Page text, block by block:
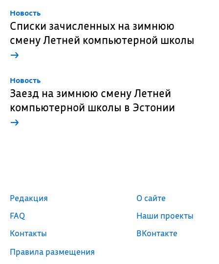
Новость
Списки зачисленных на зимнюю
смену Летней компьютерной школы
→
Новость
Заезд на зимнюю смену Летней
компьютерной школы в Эстонии
→
Редакция
FAQ
Контакты
Правила размещения
О сайте
Наши проекты
ВКонтакте